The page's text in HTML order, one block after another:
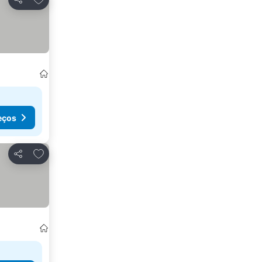
Partilhar
Partilhar
Adicionar aos favoritos